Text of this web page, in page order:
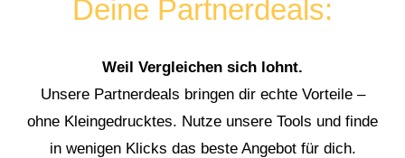
Deine Partnerdeals:
Weil Vergleichen sich lohnt.
Unsere Partnerdeals bringen dir echte Vorteile –
ohne Kleingedrucktes. Nutze unsere Tools und finde
in wenigen Klicks das beste Angebot für dich.